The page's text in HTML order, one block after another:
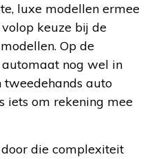
luxe modellen ermee
keuze bij de
Op de
nog wel in
auto
iets om rekening mee
die complexiteit